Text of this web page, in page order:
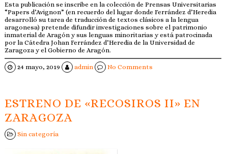
Esta publicación se inscribe en la colección de Prensas Universitarias
“Papers d’Avignon” (en recuerdo del lugar donde Ferrández d’Heredia
desarrolló su tarea de traducción de textos clásicos a la lengua
aragonesa) pretende difundir investigaciones sobre el patrimonio
inmaterial de Aragón y sus lenguas minoritarias y está patrocinada
por la Cátedra Johan Ferrández d’Heredia de la Universidad de
Zaragoza y el Gobierno de Aragón.
24 mayo, 2019 admin No Comments
ESTRENO DE «RECOSIROS II» EN
ZARAGOZA
Sin categoría